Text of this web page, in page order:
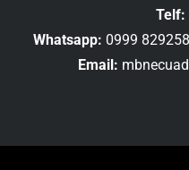
Telf:
Whatsapp: 0999
Email: